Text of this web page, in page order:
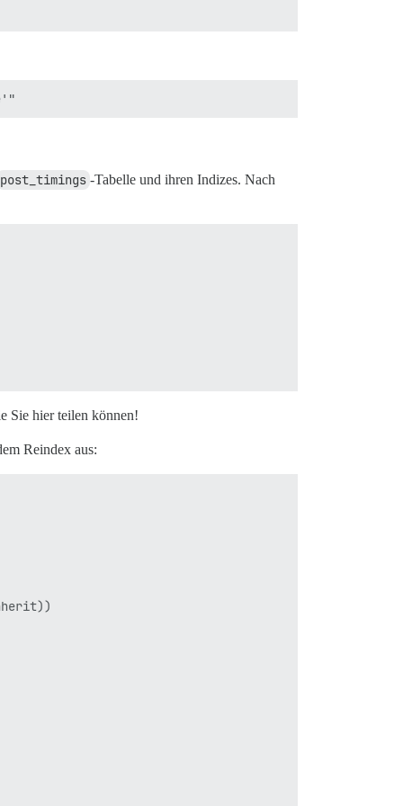
post_timings -Tabelle und ihren Indizes. Nach
Sie hier teilen können!
Reindex aus: